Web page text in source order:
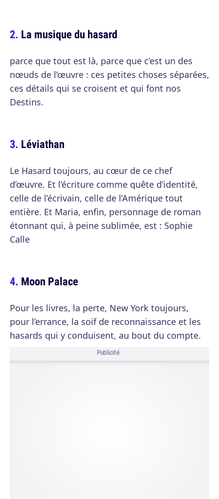
La musique du hasard
parce que tout est là, parce que c’est un des
nœuds de l’œuvre : ces petites choses séparées,
ces détails qui se croisent et qui font nos
Destins.
Léviathan
Le Hasard toujours, au cœur de ce chef
d’œuvre. Et l’écriture comme quête d’identité,
celle de l’écrivain, celle de l’Amérique tout
entière. Et Maria, enfin, personnage de roman
étonnant qui, à peine sublimée, est : Sophie
Calle
Moon Palace
Pour les livres, la perte, New York toujours,
pour l’errance, la soif de reconnaissance et les
hasards qui y conduisent, au bout du compte.
Publicité